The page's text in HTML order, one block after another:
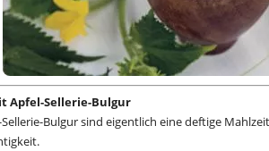
Apfel-Sellerie-Bulgur
Bulgur sind eigentlich eine deftige